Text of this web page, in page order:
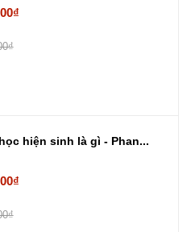
hiện sinh là gì - Phan...